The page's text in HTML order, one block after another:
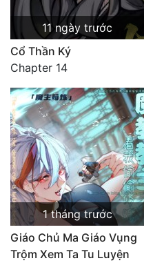
11 ngày trước
Cổ Thần Ký
Chapter 14
1 tháng trước
Giáo Chủ Ma Giáo Vụng
Trộm Xem Ta Tu Luyện